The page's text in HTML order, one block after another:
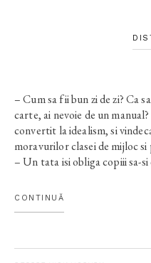
– Cum sa fii bun zi de zi? Ca
carte, ai nevoie de un
convertit la idealism, si
moravurilor clasei de mijloc
– Un tata isi obliga copiii sa-
invita pe pacientii disperati si
compania familiei, zdruncina
CONTINUĂ